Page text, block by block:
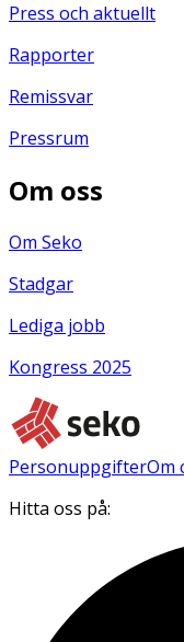
Press och aktuellt
Rapporter
Remissvar
Pressrum
Om oss
Om Seko
Stadgar
Lediga jobb
Kongress 2025
PersonuppgifterOm
Hitta oss på: